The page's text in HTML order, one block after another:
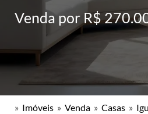
Venda por R$
» Imóveis » Venda » Casas »